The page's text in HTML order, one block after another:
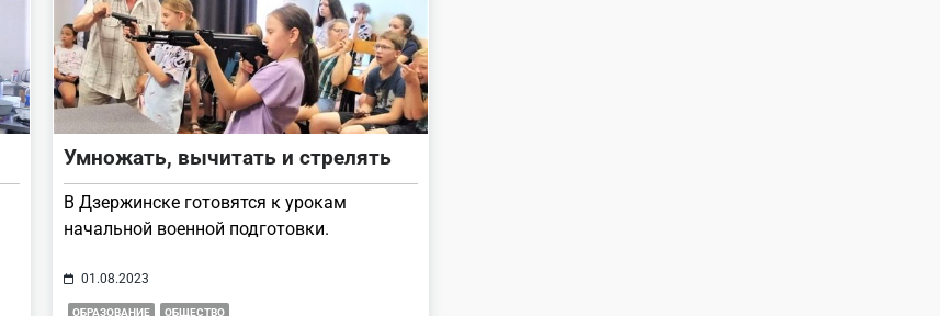
Умножать, вычитать и стрелять
В Дзержинске готовятся к урокам
начальной военной подготовки.
01.08.2023
ОБРАЗОВАНИЕ ОБЩЕСТВО